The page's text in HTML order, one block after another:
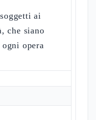
ai
che siano
opera